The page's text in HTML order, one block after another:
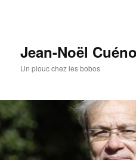
Jean-Noël
Un plouc chez les bobos